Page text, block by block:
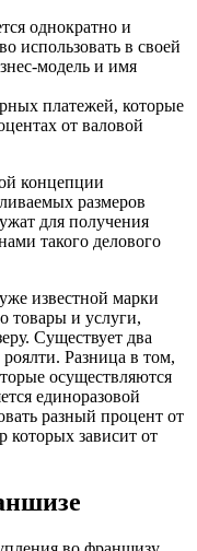
однократно и
использовать в своей
модель и имя
платежей, которые
от валовой
концепции
размеров
для получения
такого делового
известной марки
товары и услуги,
Существует два
Разница в том,
осуществляются
единоразовой
разный процент от
которых зависит от